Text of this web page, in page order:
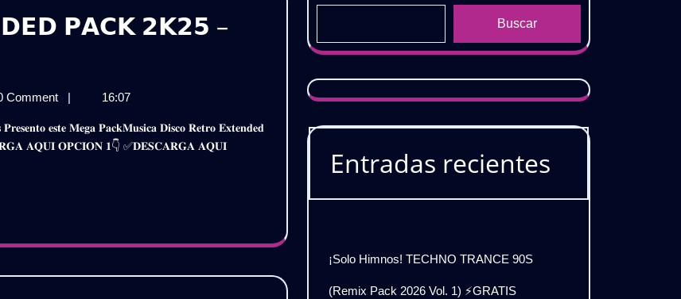
𝗣𝗔𝗖𝗞 𝟮𝗞𝟮𝟱 –
Comment | 16:07
𝐀𝐐𝐔𝐈 𝐎𝐏𝐂𝐈𝐎𝐍 𝟏👇 ✅𝐃𝐄𝐒𝐂𝐀𝐑𝐆𝐀 𝐀𝐐𝐔𝐈
Buscar
Entradas recientes
¡Solo Himnos! TECHNO TRANCE 90S
(Remix Pack 2026 Vol. 1) ⚡GRATIS